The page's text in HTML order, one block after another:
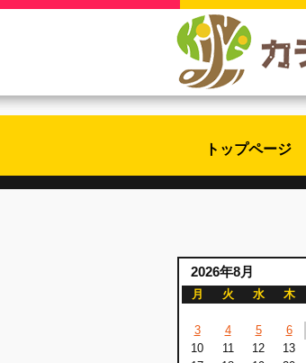
トップページ
2026年8月
月 火 水 木
3
4 5 6
10
11 12 13